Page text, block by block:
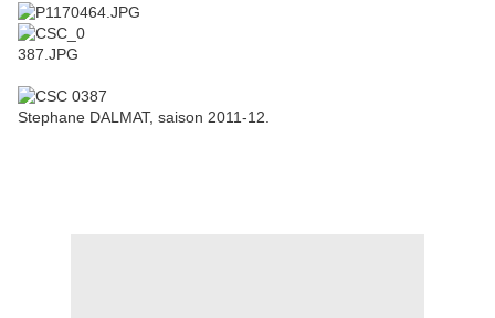
Stephane DALMAT, saison 2011-12.